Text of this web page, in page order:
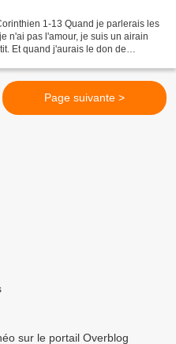
1-13 Quand je parlerais les
n'ai pas l'amour, je suis un airain
Et quand j'aurais le don de
Page suivante >
sur le portail Overblog